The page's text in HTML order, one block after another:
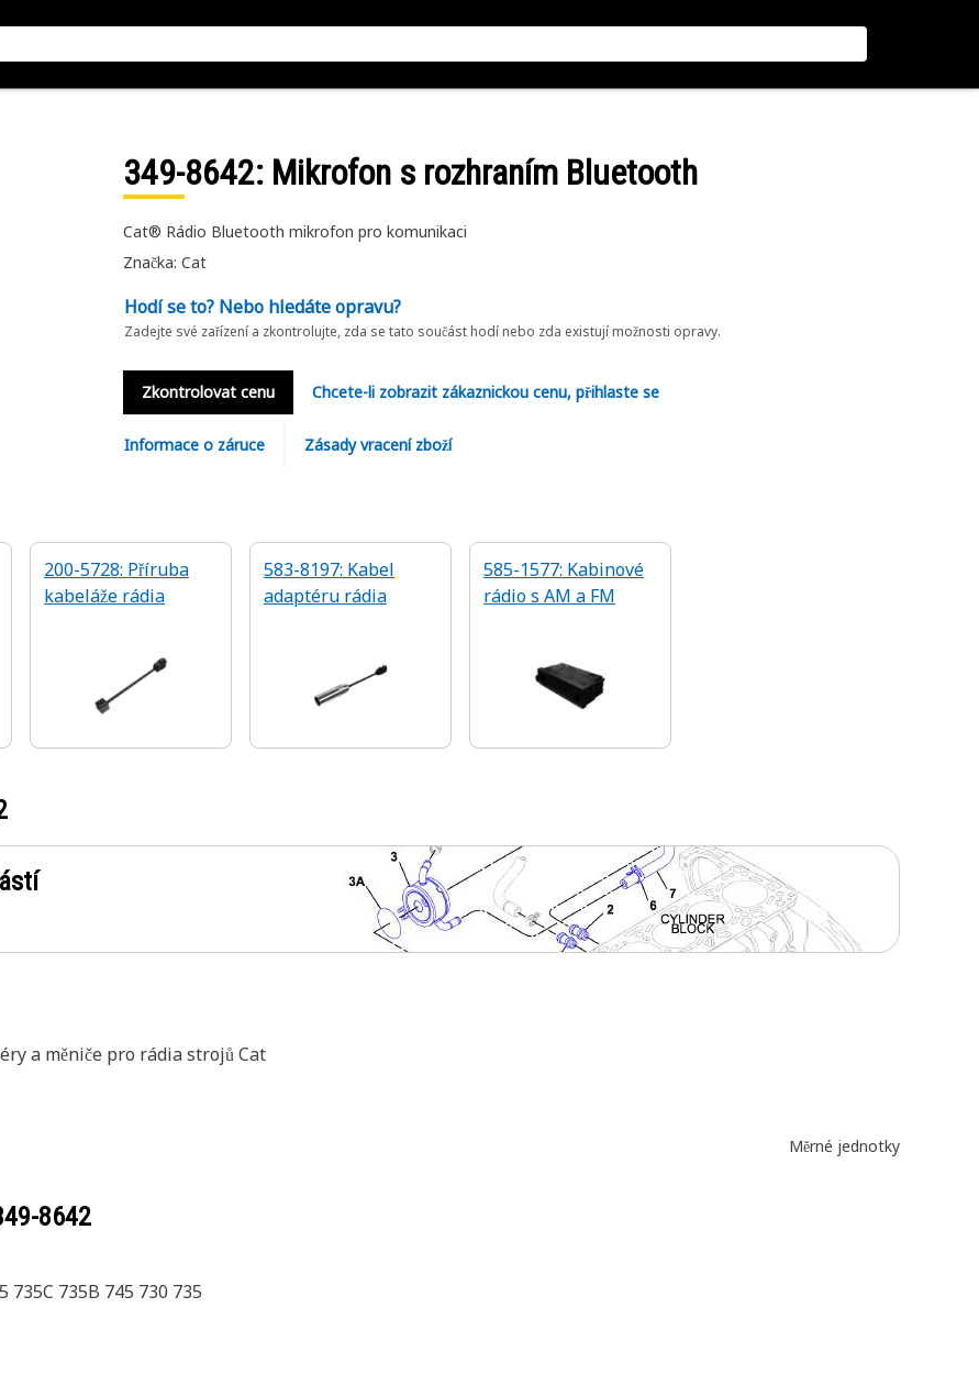
349-8642: Mikrofon s rozhraním Bluetooth
Cat® Rádio Bluetooth mikrofon pro komunikaci
Značka: Cat
Hodí se to? Nebo hledáte opravu?
Zadejte své zařízení a zkontrolujte, zda se tato součást hodí nebo zda existují možnosti opravy.
Zkontrolovat cenu Chcete-li zobrazit zákaznickou cenu, přihlaste se
Informace o záruce Zásady vracení zboží
200-5728: Příruba
kabeláže rádia
583-8197: Kabel
adaptéru rádia
585-1577: Kabinové
rádio s AM a FM
a měniče pro rádia strojů Cat
Měrné jednotky
8642
735C 735B 745 730 735